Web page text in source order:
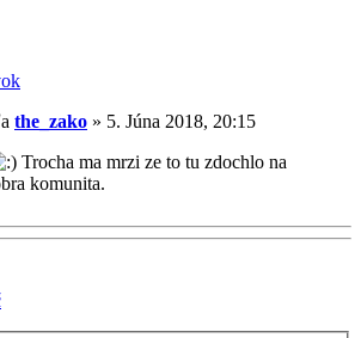
the_zako » 5. Júna 2018, 20:15
Trocha ma mrzi ze to tu zdochlo na
komunita.